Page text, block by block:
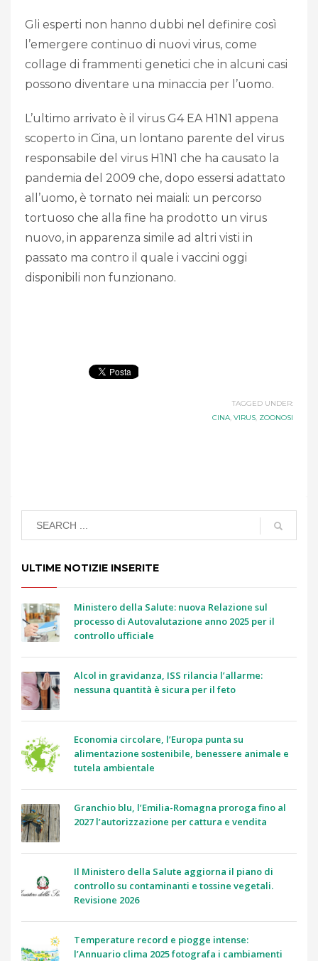
Gli esperti non hanno dubbi nel definire così
l’emergere continuo di nuovi virus, come
collage di frammenti genetici che in alcuni casi
possono diventare una minaccia per l’uomo.
L’ultimo arrivato è il virus G4 EA H1N1 appena
scoperto in Cina, un lontano parente del virus
responsabile del virus H1N1 che ha causato la
pandemia del 2009 che, dopo essersi adattato
all’uomo, è tornato nei maiali: un percorso
tortuoso che alla fine ha prodotto un virus
nuovo, in apparenza simile ad altri visti in
passato ma contro il quale i vaccini oggi
disponibili non funzionano.
TAGGED UNDER:
CINA, VIRUS, ZOONOSI
ULTIME NOTIZIE INSERITE
Ministero della Salute: nuova Relazione sul
processo di Autovalutazione anno 2025 per il
controllo ufficiale
Alcol in gravidanza, ISS rilancia l’allarme:
nessuna quantità è sicura per il feto
Economia circolare, l’Europa punta su
alimentazione sostenibile, benessere animale e
tutela ambientale
Granchio blu, l’Emilia-Romagna proroga fino al
2027 l’autorizzazione per cattura e vendita
Il Ministero della Salute aggiorna il piano di
controllo su contaminanti e tossine vegetali.
Revisione 2026
Temperature record e piogge intense:
l’Annuario clima 2025 fotografa i cambiamenti